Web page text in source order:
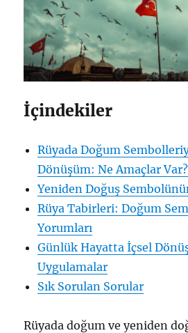
İçindekiler
Rüyada Doğum
Dönüşüm: Ne Amaçlar Var?
Yeniden Doğuş
Rüya Tabirleri: Doğum
Yorumları
Günlük Hayatta İçsel
Uygulamalar
Sık Sorulan Sorular
Rüyada doğum ve yeniden